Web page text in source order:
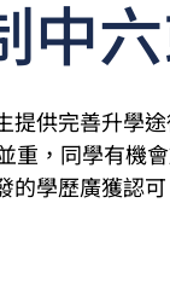
中
提供完善升學
重，同學有機
的學歷廣獲認